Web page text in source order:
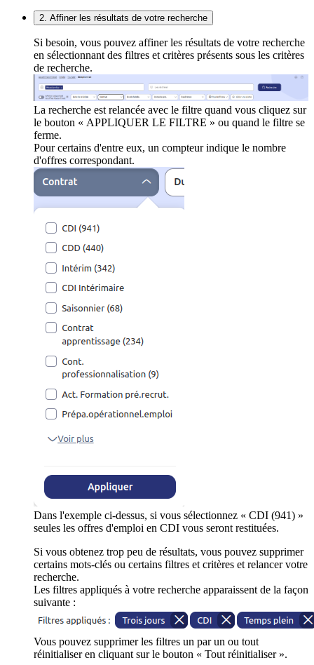
2. Affiner les résultats de votre recherche
Si besoin, vous pouvez affiner les résultats de votre recherche
en sélectionnant des filtres et critères présents sous les critères
de recherche.
La recherche est relancée avec le filtre quand vous cliquez sur
le bouton « APPLIQUER LE FILTRE » ou quand le filtre se
ferme.
Pour certains d'entre eux, un compteur indique le nombre
d'offres correspondant.
Dans l'exemple ci-dessus, si vous sélectionnez « CDI (941) »
seules les offres d'emploi en CDI vous seront restituées.
Si vous obtenez trop peu de résultats, vous pouvez supprimer
certains mots-clés ou certains filtres et critères et relancer votre
recherche.
Les filtres appliqués à votre recherche apparaissent de la façon
suivante :
Vous pouvez supprimer les filtres un par un ou tout
réinitialiser en cliquant sur le bouton « Tout réinitialiser ».